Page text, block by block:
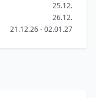
25.12.
26.12.
21.12.26 - 02.01.27